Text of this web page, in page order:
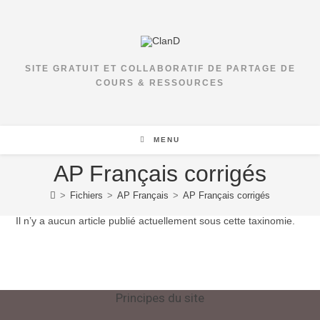
SITE GRATUIT ET COLLABORATIF DE PARTAGE DE
COURS & RESSOURCES
MENU
AP Français corrigés
> Fichiers > AP Français > AP Français corrigés
Il n’y a aucun article publié actuellement sous cette taxinomie.
Principes du site